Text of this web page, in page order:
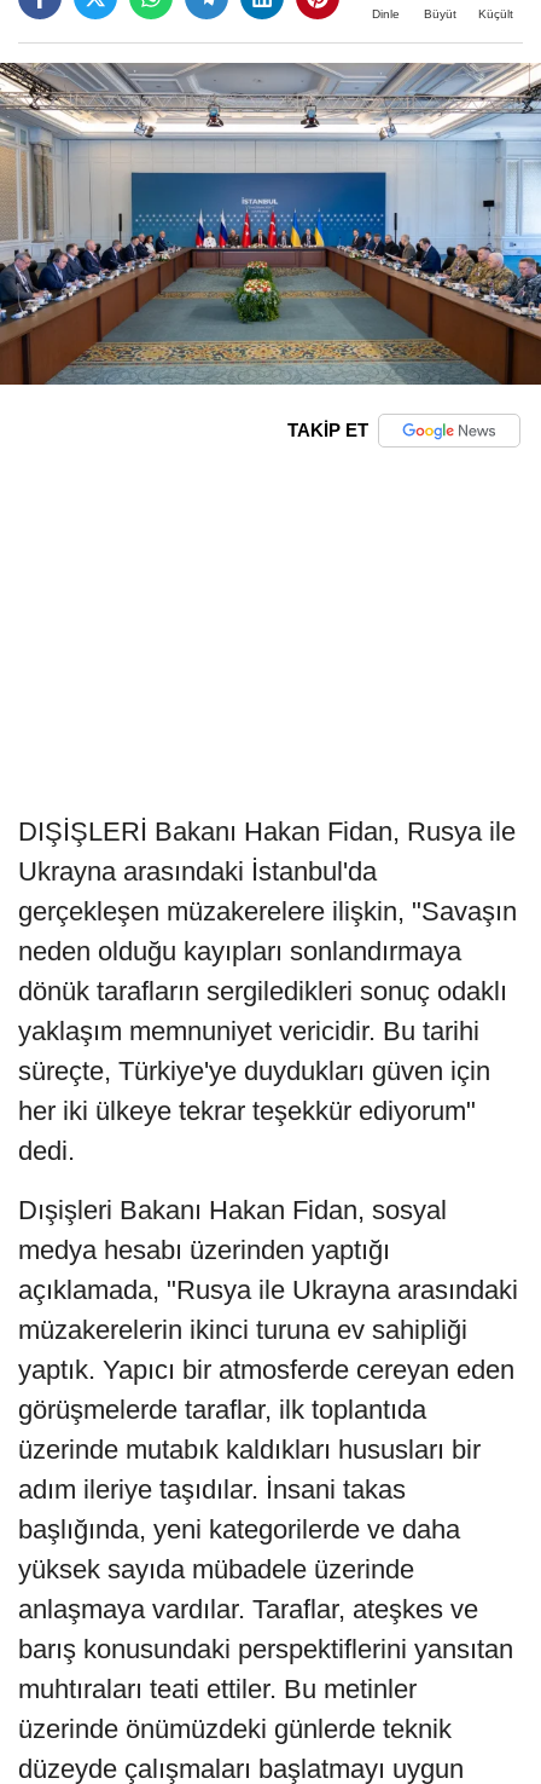
Dinle Büyüt Küçült
TAKİP ET
DIŞİŞLERİ Bakanı Hakan Fidan, Rusya ile
Ukrayna arasındaki İstanbul'da
gerçekleşen müzakerelere ilişkin, "Savaşın
neden olduğu kayıpları sonlandırmaya
dönük tarafların sergiledikleri sonuç odaklı
yaklaşım memnuniyet vericidir. Bu tarihi
süreçte, Türkiye'ye duydukları güven için
her iki ülkeye tekrar teşekkür ediyorum"
dedi.
Dışişleri Bakanı Hakan Fidan, sosyal
medya hesabı üzerinden yaptığı
açıklamada, "Rusya ile Ukrayna arasındaki
müzakerelerin ikinci turuna ev sahipliği
yaptık. Yapıcı bir atmosferde cereyan eden
görüşmelerde taraflar, ilk toplantıda
üzerinde mutabık kaldıkları hususları bir
adım ileriye taşıdılar. İnsani takas
başlığında, yeni kategorilerde ve daha
yüksek sayıda mübadele üzerinde
anlaşmaya vardılar. Taraflar, ateşkes ve
barış konusundaki perspektiflerini yansıtan
muhtıraları teati ettiler. Bu metinler
üzerinde önümüzdeki günlerde teknik
düzeyde çalışmaları başlatmayı uygun